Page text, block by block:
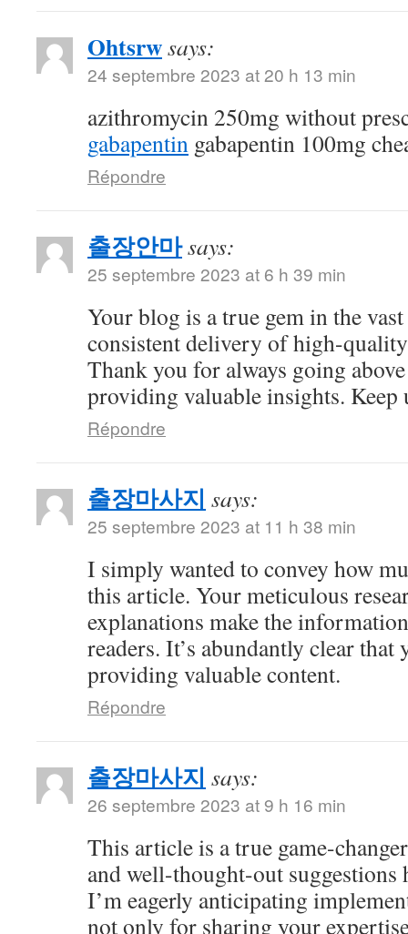
Ohtsrwsays:
24 septembre 2023 at 20 h 13 min
azithromycin 250mg without
gabapentin gabapentin 100mg
Répondre
출장안마says:
25 septembre 2023 at 6 h 39 min
Your blog is a true gem in the
consistent delivery of high-
Thank you for always going
providing valuable insights.
Répondre
출장마사지 says:
25 septembre 2023 at 11 h 38 min
I simply wanted to convey how
this article. Your meticulous
explanations make the
readers. It’s abundantly clear that
providing valuable content.
Répondre
출장마사지 says:
26 septembre 2023 at 9 h 16 min
This article is a true game-
and well-thought-out
I’m eagerly anticipating
not only for sharing your